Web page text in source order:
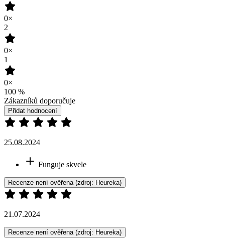
0×
2
0×
1
0×
100 %
Zákazníků doporučuje
Přidat hodnocení
25.08.2024
Funguje skvele
Recenze není ověřena (zdroj: Heureka)
21.07.2024
Recenze není ověřena (zdroj: Heureka)